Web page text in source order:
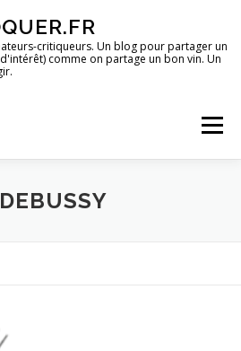
critiqueurs. Un blog pour partager un
comme on partage un bon vin. Un
Menu
? DES LIVRES
DEBUSSY